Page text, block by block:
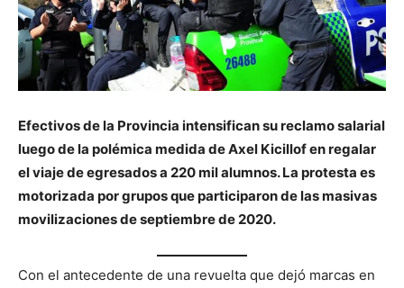
Efectivos de la Provincia intensifican su reclamo salarial
luego de la polémica medida de Axel Kicillof en regalar
el viaje de egresados a 220 mil alumnos. La protesta es
motorizada por grupos que participaron de las masivas
movilizaciones de septiembre de 2020.
Con el antecedente de una revuelta que dejó marcas en